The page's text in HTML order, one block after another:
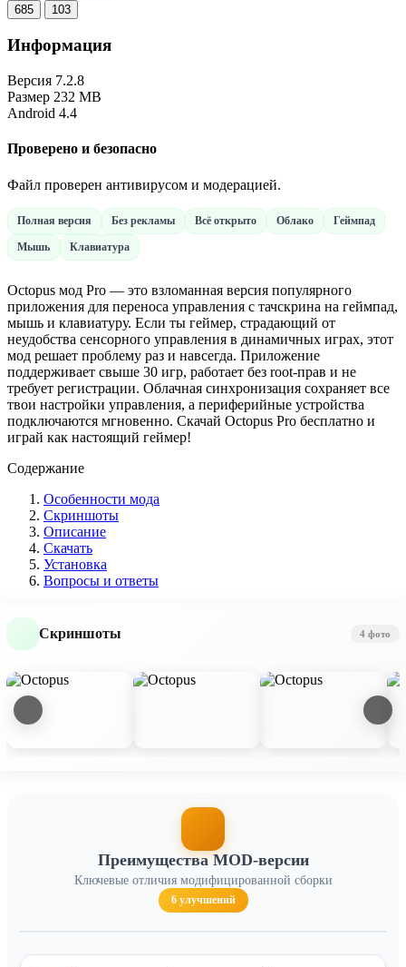
685 103
Информация
Версия 7.2.8
Размер 232 MB
Android 4.4
Проверено и безопасно
Файл проверен антивирусом и модерацией.
Полная версия Без рекламы Всё открыто Облако Геймпад
Мышь Клавиатура
Octopus мод Pro — это взломанная версия популярного
приложения для переноса управления с тачскрина на геймпад,
мышь и клавиатуру. Если ты геймер, страдающий от
неудобства сенсорного управления в динамичных играх, этот
мод решает проблему раз и навсегда. Приложение
поддерживает свыше 30 игр, работает без root-прав и не
требует регистрации. Облачная синхронизация сохраняет все
твои настройки управления, а периферийные устройства
подключаются мгновенно. Скачай Octopus Pro бесплатно и
играй как настоящий геймер!
Содержание
Особенности мода
Скриншоты
Описание
Скачать
Установка
Вопросы и ответы
Скриншоты 4 фото
Преимущества MOD-версии
Ключевые отличия модифицированной сборки
6 улучшений